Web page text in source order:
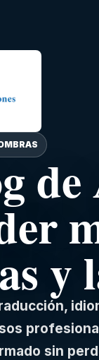
y
sin